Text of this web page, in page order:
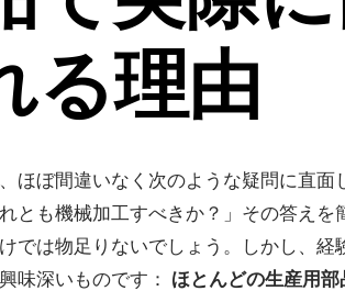
る理由
ほぼ間違いなく次のような疑問に直面
とも機械加工すべきか？」その答え
では物足りないでしょう。しかし、経
味深いものです： ほとんどの生産用